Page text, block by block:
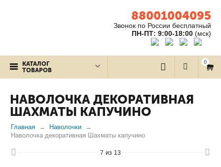
88001004095
Звонок по России бесплатный
ПН-ПТ: 9:00-18:00 (мск)
КАТАЛОГ
ТОВАРОВ
0
НАВОЛОЧКА ДЕКОРАТИВНАЯ
ШАХМАТЫ КАПУЧИНО
Главная
Наволочки
Наволочка декоративная Шахматы капучино
7 из 13